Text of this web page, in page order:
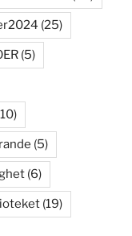
(25)
(5)
(5)
(6)
(19)